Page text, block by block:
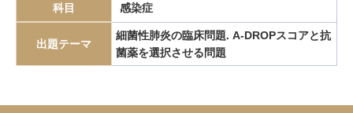
インフリキシマブ エクリズマブ
エリスロポエチン エルシニア腸炎
エロビキシバット オレキシン
カリウムチャネル競合型胃酸抑制薬 カルチノイド
科目 感染症
出題テーマ
細菌性肺炎の臨床問題. A-DROPスコアと抗
菌薬を選択させる問題